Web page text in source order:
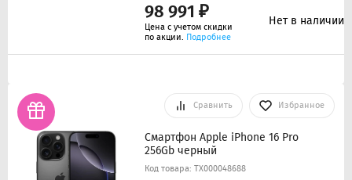
98 991 ₽
Цена с учетом скидки
по акции. Подробнее
Нет в наличии
Сравнить Избранное
Смартфон Apple iPhone 16 Pro
256Gb черный
Код товара: ТХ000048688